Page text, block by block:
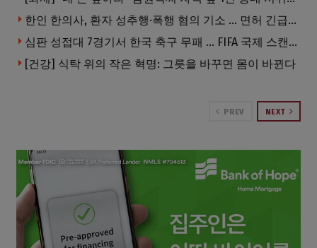
한인 한의사, 환자 성추행·폭행 혐의 기소 … 면허 긴급정지
심판 성접대 7경기서 한국 축구 무패 … FIFA 국제 스캔들 번지나
[건강] 식탁 위의 작은 혁명: 그릇을 바꾸면 몸이 바뀐다
PREV NEXT